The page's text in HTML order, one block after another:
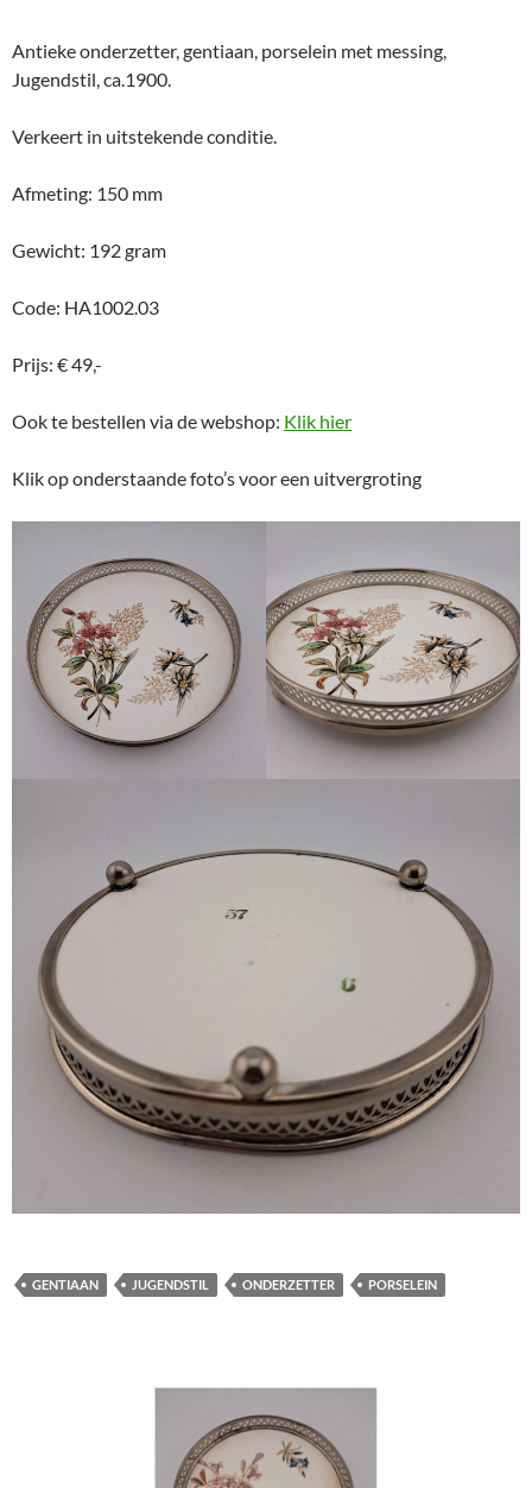
Antieke onderzetter, gentiaan, porselein met messing,
Jugendstil, ca.1900.
Verkeert in uitstekende conditie.
Afmeting: 150 mm
Gewicht: 192 gram
Code: HA1002.03
Prijs: € 49,-
Ook te bestellen via de webshop: Klik hier
Klik op onderstaande foto’s voor een uitvergroting
GENTIAAN JUGENDSTIL ONDERZETTER PORSELEIN